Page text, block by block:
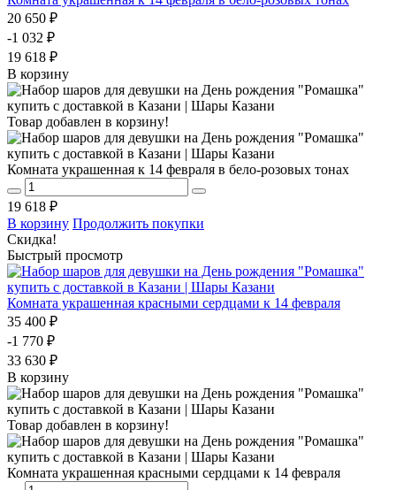
20 650 ₽
-1 032 ₽
19 618 ₽
В корзину
Товар добавлен в корзину!
Комната украшенная к 14 февраля в бело-розовых тонах
19 618 ₽
В корзину Продолжить покупки
Скидка!
Быстрый просмотр
Комната украшенная красными сердцами к 14 февраля
35 400 ₽
-1 770 ₽
33 630 ₽
В корзину
Товар добавлен в корзину!
Комната украшенная красными сердцами к 14 февраля